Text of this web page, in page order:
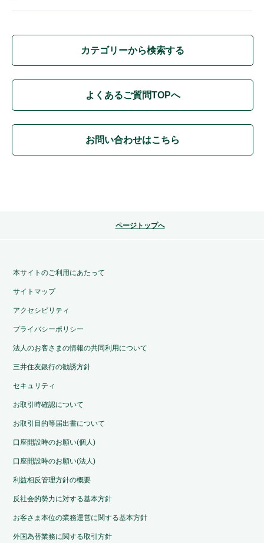
カテゴリーから検索する
よくあるご質問TOPへ
お問い合わせはこちら
ページトップへ
本サイトのご利用にあたって
サイトマップ
アクセシビリティ
プライバシーポリシー
法人のお客さまの情報の共同利用について
三井住友銀行の勧誘方針
セキュリティ
お取引時確認について
お取引目的等届出書について
口座開設時のお願い(個人)
口座開設時のお願い(法人)
利益相反管理方針の概要
反社会的勢力に対する基本方針
お客さま本位の業務運営に関する基本方針
外国為替業務に関する取引方針